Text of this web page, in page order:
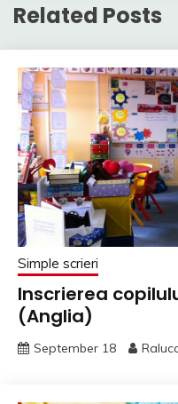
Related Posts
Simple scrieri
Inscrierea
(Anglia)
September 18